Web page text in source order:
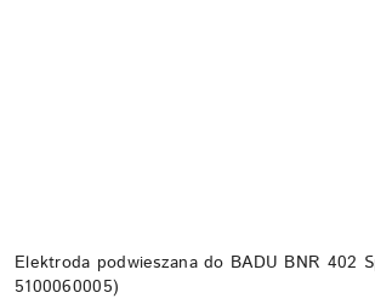
Elektroda podwieszana do BADU BNR 402
5100060005)